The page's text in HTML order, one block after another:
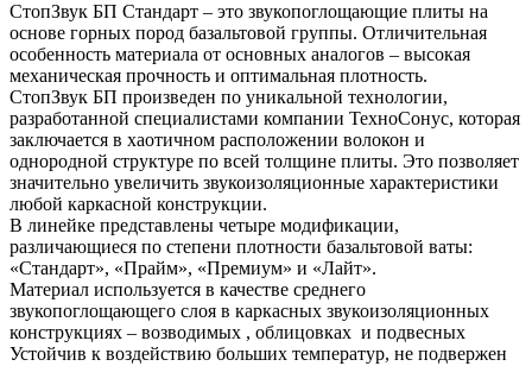
СтопЗвук БП Стандарт – это звукопоглощающие плиты на
основе горных пород базальтовой группы. Отличительная
особенность материала от основных аналогов – высокая
механическая прочность и оптимальная плотность.
СтопЗвук БП произведен по уникальной технологии,
разработанной специалистами компании ТехноСонус, которая
заключается в хаотичном расположении волокон и
однородной структуре по всей толщине плиты. Это позволяет
значительно увеличить звукоизоляционные характеристики
любой каркасной конструкции.
В линейке представлены четыре модификации,
различающиеся по степени плотности базальтовой ваты:
«Стандарт», «Прайм», «Премиум» и «Лайт».
Материал используется в качестве среднего
звукопоглощающего слоя в каркасных звукоизоляционных
конструкциях – возводимых , облицовках и подвесных
Устойчив к воздействию больших температур, не подвержен